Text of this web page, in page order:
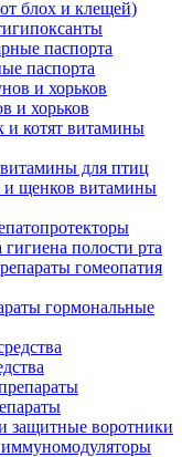
блох и клещей)
паспорта
и хорьков
витамины
витамины для птиц
витамины
гигиена полости рта
гомеопатия
гормональные
защитные воротники
иммуномодуляторы